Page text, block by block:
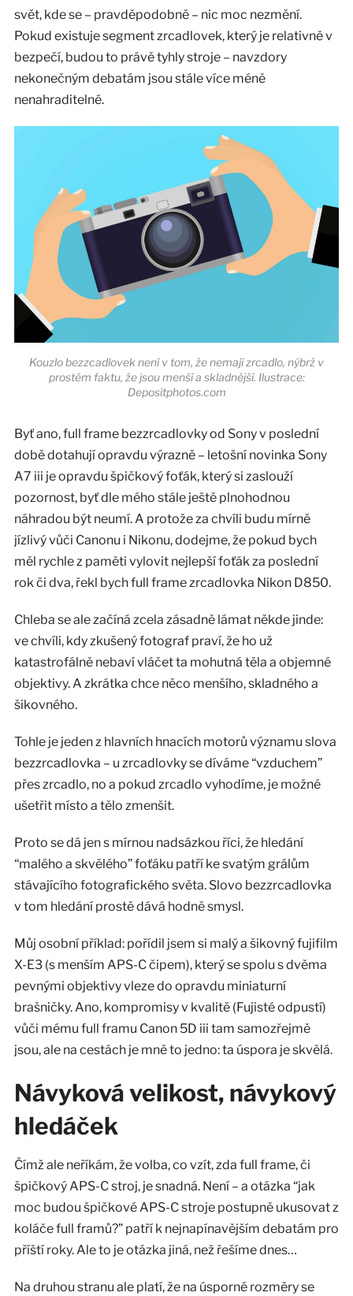
svět, kde se – pravděpodobně – nic moc nezmění.
Pokud existuje segment zrcadlovek, který je relativně v
bezpečí, budou to právě tyhly stroje – navzdory
nekonečným debatám jsou stále více méně
nenahraditelné.
Kouzlo bezzcadlovek není v tom, že nemají zrcadlo, nýbrž v
prostém faktu, že jsou menší a skladnější. Ilustrace:
Depositphotos.com
Byť ano, full frame bezzrcadlovky od Sony v poslední
době dotahují opravdu výrazně – letošní novinka Sony
A7 iii je opravdu špičkový foťák, který si zaslouží
pozornost, byť dle mého stále ještě plnohodnou
náhradou být neumí. A protože za chvíli budu mírně
jízlivý vůči Canonu i Nikonu, dodejme, že pokud bych
měl rychle z paměti vylovit nejlepší foťák za poslední
rok či dva, řekl bych full frame zrcadlovka Nikon D850.
Chleba se ale začíná zcela zásadně lámat někde jinde:
ve chvíli, kdy zkušený fotograf praví, že ho už
katastrofálně nebaví vláčet ta mohutná těla a objemné
objektivy. A zkrátka chce něco menšího, skladného a
šikovného.
Tohle je jeden z hlavních hnacích motorů významu slova
bezzrcadlovka – u zrcadlovky se díváme “vzduchem”
přes zrcadlo, no a pokud zrcadlo vyhodíme, je možné
ušetřit místo a tělo zmenšit.
Proto se dá jen s mírnou nadsázkou říci, že hledání
“malého a skvělého” foťáku patří ke svatým grálům
stávajícího fotografického světa. Slovo bezzrcadlovka
v tom hledání prostě dává hodně smysl.
Můj osobní příklad: pořídil jsem si malý a šikovný fujifilm
X-E3 (s menším APS-C čipem), který se spolu s dvěma
pevnými objektivy vleze do opravdu miniaturní
brašničky. Ano, kompromisy v kvalitě (Fujisté odpustí)
vůči mému full framu Canon 5D iii tam samozřejmě
jsou, ale na cestách je mně to jedno: ta úspora je skvělá.
Návyková velikost, návykový
hledáček
Čímž ale neříkám, že volba, co vzít, zda full frame, či
špičkový APS-C stroj, je snadná. Není – a otázka “jak
moc budou špičkové APS-C stroje postupně ukusovat z
koláče full framů?” patří k nejnapínavějším debatám pro
příští roky. Ale to je otázka jiná, než řešíme dnes…
Na druhou stranu ale platí, že na úsporné rozměry se